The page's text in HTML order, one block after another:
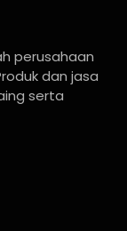
perusahaan
dan jasa
serta